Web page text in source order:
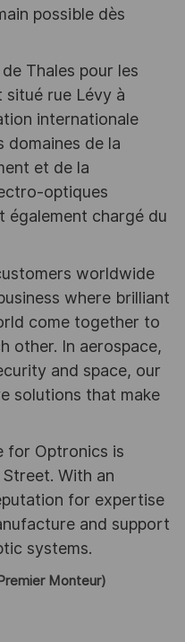
possible dès
Thales pour les
situé rue Lévy à
internationale
domaines de la
et de la
optiques
également chargé du
worldwide
where brilliant
come together to
other. In aerospace,
and space, our
solutions that make
for Optronics is
With an
for expertise
and support
systems.
Monteur)